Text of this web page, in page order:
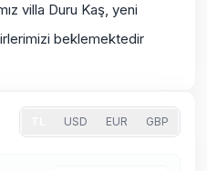
villa Duru Kaş, yeni
beklemektedir
USD EUR GBP